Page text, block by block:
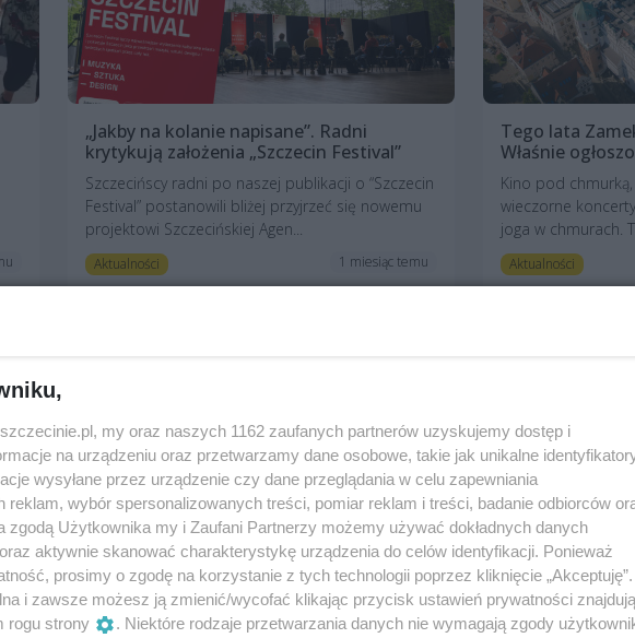
„Jakby na kolanie napisane”. Radni
krytykują założenia „Szczecin Festival”
Szczecińscy radni po naszej publikacji o “Szczecin
Festival” postanowili bliżej przyjrzeć się nowemu
projektowi Szczecińskiej Agen...
Aktualności 1 miesiąc temu
Tego lata
Właśnie
Kino pod
wieczorne
joga w chmurach.
Aktualności
Istny wysyp atrakcji w weekend w
Szczecinie. Dzieje się 12 – 14 CZERWCA
2026
Jego obrazy
winkla. Kreda
branży”
my oraz naszych 1162 zaufanych partnerów uzyskujemy dostęp i
na urządzeniu oraz przetwarzamy dane osobowe, takie jak unikalne
wysyłane przez urządzenie czy dane przeglądania w celu zapewniania
reklam, wybór spersonalizowanych treści, pomiar reklam i treści, badanie odbiorców
zgodą Użytkownika my i Zaufani Partnerzy możemy używać dokładnych danych
aktywnie skanować charakterystykę urządzenia do celów identyfikacji. Ponieważ
prosimy o zgodę na korzystanie z tych technologii poprzez kliknięcie „Akceptuję”.
i zawsze możesz ją zmienić/wycofać klikając przycisk ustawień prywatności
rogu strony
. Niektóre rodzaje przetwarzania danych nie wymagają zgody